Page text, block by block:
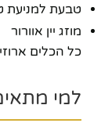
טבעת למניעת
מוזג יין אוורור
כל הכלים
למי
יוטיוב